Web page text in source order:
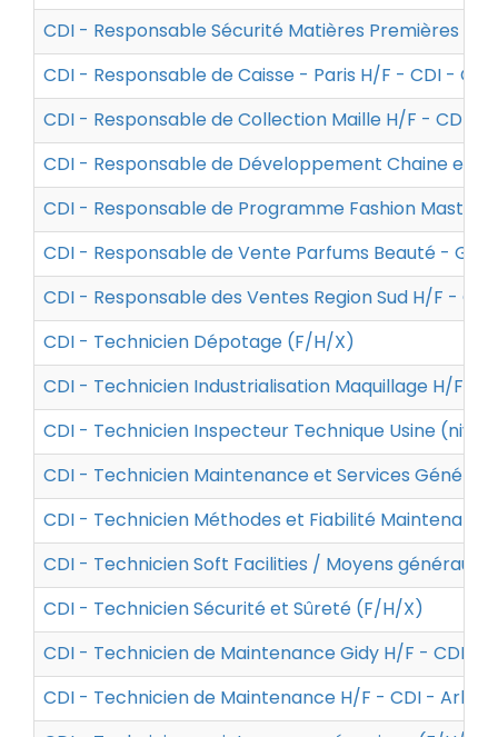
CDI - Responsable Sécurité Matières Premières H/
CDI - Responsable de Caisse - Paris H/F - CDI -
CDI - Responsable de Collection Maille H/F - CDI -
CDI - Responsable de Développement Chaine et
CDI - Responsable de Programme Fashion Master
CDI - Responsable de Vente Parfums Beauté -
CDI - Responsable des Ventes Region Sud H/F -
CDI - Technicien Dépotage (F/H/X)
CDI - Technicien Industrialisation Maquillage H/F -
CDI - Technicien Inspecteur Technique Usine
CDI - Technicien Maintenance et Services
CDI - Technicien Méthodes et Fiabilité
CDI - Technicien Soft Facilities / Moyens généraux
CDI - Technicien Sécurité et Sûreté (F/H/X)
CDI - Technicien de Maintenance Gidy H/F - CDI -
CDI - Technicien de Maintenance H/F - CDI -